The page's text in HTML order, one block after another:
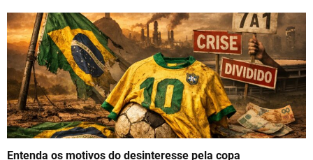
a
v
i
g
a
t
Entenda os motivos do desinteresse pela copa